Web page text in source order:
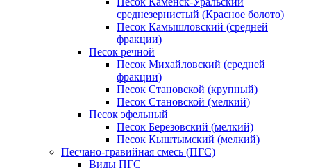
среднезернистый (Красное болото)
Песок Камышловский (средней
фракции)
Песок речной
Песок Михайловский (средней
фракции)
Песок Становской (крупный)
Песок Становской (мелкий)
Песок эфельный
Песок Березовский (мелкий)
Песок Кыштымский (мелкий)
Песчано-гравийная смесь (ПГС)
Виды ПГС